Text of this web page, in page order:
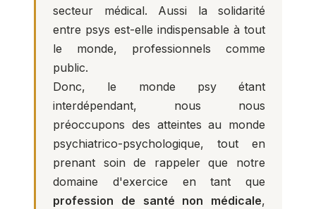
secteur médical. Aussi la solidarité
entre psys est-elle indispensable à tout
le monde, professionnels comme
public.
Donc, le monde psy étant
interdépendant, nous nous
préoccupons des atteintes au monde
psychiatrico-psychologique, tout en
prenant soin de rappeler que notre
domaine d'exercice en tant que
profession de santé non médicale,